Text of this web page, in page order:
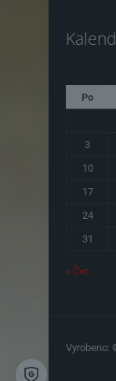
Po
3
10
17
24
31
« Čvc
Vyrobeno: